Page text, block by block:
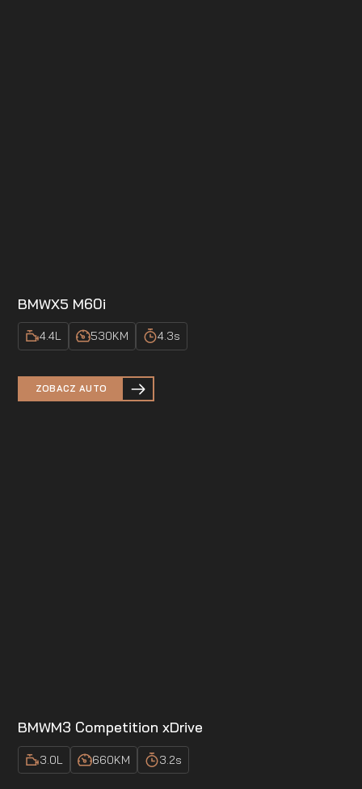
BMWX5 M60i
4.4L 530KM 4.3s
ZOBACZ AUTO
BMWM3 Competition xDrive
3.0L 660KM 3.2s